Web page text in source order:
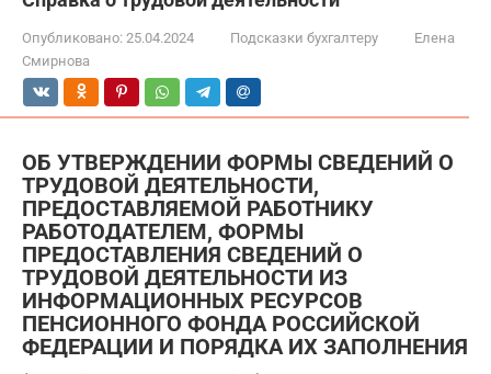
Опубликовано: 25.04.2024 Подсказки бухгалтеру
Елена
Смирнова
ОБ УТВЕРЖДЕНИИ ФОРМЫ СВЕДЕНИЙ О
ТРУДОВОЙ ДЕЯТЕЛЬНОСТИ,
ПРЕДОСТАВЛЯЕМОЙ РАБОТНИКУ
РАБОТОДАТЕЛЕМ, ФОРМЫ
ПРЕДОСТАВЛЕНИЯ СВЕДЕНИЙ О
ТРУДОВОЙ ДЕЯТЕЛЬНОСТИ ИЗ
ИНФОРМАЦИОННЫХ РЕСУРСОВ
ПЕНСИОННОГО ФОНДА РОССИЙСКОЙ
ФЕДЕРАЦИИ И ПОРЯДКА ИХ ЗАПОЛНЕНИЯ